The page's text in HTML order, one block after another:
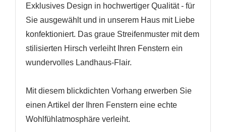
Exklusives Design in hochwertiger Qualität - für
Sie ausgewählt und in unserem Haus mit Liebe
konfektioniert. Das graue Streifenmuster mit dem
stilisierten Hirsch verleiht Ihren Fenstern ein
wundervolles Landhaus-Flair.
Mit diesem blickdichten Vorhang erwerben Sie
einen Artikel der Ihren Fenstern eine echte
Wohlfühlatmosphäre verleiht.
AUF MEINE WUNSCHLISTE
Name der Wunschliste
ANMELDEN
Sie müssen angemeldet sein, um Artikel Ihrer